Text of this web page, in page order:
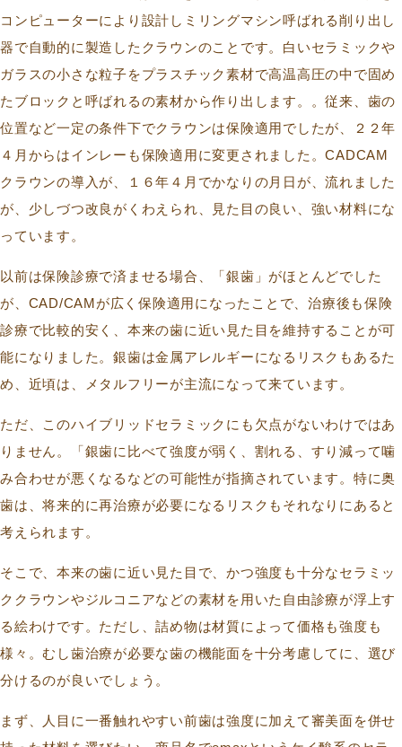
コンピューターにより設計しミリングマシン呼ばれる削り出し
器で自動的に製造したクラウンのことです。白いセラミックや
ガラスの小さな粒子をプラスチック素材で高温高圧の中で固め
たブロックと呼ばれるの素材から作り出します。。従来、歯の
位置など一定の条件下でクラウンは保険適用でしたが、２２年
４月からはインレーも保険適用に変更されました。CADCAM
クラウンの導入が、１６年４月でかなりの月日が、流れました
が、少しづつ改良がくわえられ、見た目の良い、強い材料にな
っています。
以前は保険診療で済ませる場合、「銀歯」がほとんどでした
が、CAD/CAMが広く保険適用になったことで、治療後も保険
診療で比較的安く、本来の歯に近い見た目を維持することが可
能になりました。銀歯は金属アレルギーになるリスクもあるた
め、近頃は、メタルフリーが主流になって来ています。
ただ、このハイブリッドセラミックにも欠点がないわけではあ
りません。「銀歯に比べて強度が弱く、割れる、すり減って噛
み合わせが悪くなるなどの可能性が指摘されています。特に奥
歯は、将来的に再治療が必要になるリスクもそれなりにあると
考えられます。
そこで、本来の歯に近い見た目で、かつ強度も十分なセラミッ
ククラウンやジルコニアなどの素材を用いた自由診療が浮上す
る絵わけです。ただし、詰め物は材質によって価格も強度も
様々。むし歯治療が必要な歯の機能面を十分考慮してに、選び
分けるのが良いでしょう。
まず、人目に一番触れやすい前歯は強度に加えて審美面を併せ